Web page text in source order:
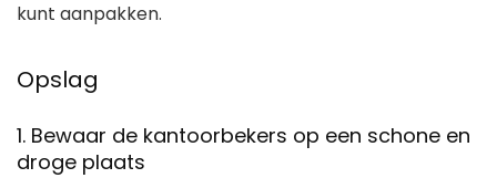
kunt aanpakken.
Opslag
1. Bewaar de kantoorbekers op een schone en
droge plaats